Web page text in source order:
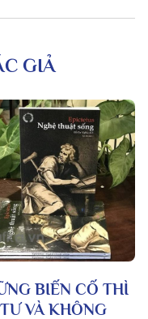
GIẢ
BIẾN CỐ THÌ
VÀ KHÔNG